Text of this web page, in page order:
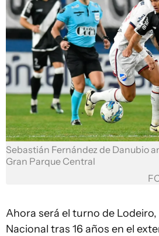
Sebastián Fernández de Danubio
Gran Parque Central
Ahora será el turno de
Nacional tras 16 años en el